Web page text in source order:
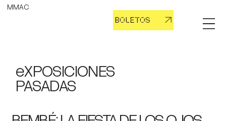
BOLETOS
MMAC
eXPOSICIONES
PASADAS